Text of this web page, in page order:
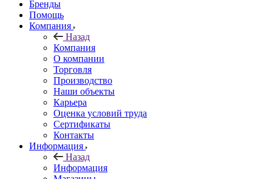
Бренды
Помощь
Компания
Назад
Компания
О компании
Торговля
Производство
Наши объекты
Карьера
Оценка условий труда
Сертификаты
Контакты
Информация
Назад
Информация